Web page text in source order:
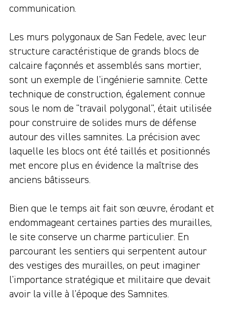
communication.
Les murs polygonaux de San Fedele, avec leur
structure caractéristique de grands blocs de
calcaire façonnés et assemblés sans mortier,
sont un exemple de l'ingénierie samnite. Cette
technique de construction, également connue
sous le nom de "travail polygonal", était utilisée
pour construire de solides murs de défense
autour des villes samnites. La précision avec
laquelle les blocs ont été taillés et positionnés
met encore plus en évidence la maîtrise des
anciens bâtisseurs.
Bien que le temps ait fait son œuvre, érodant et
endommageant certaines parties des murailles,
le site conserve un charme particulier. En
parcourant les sentiers qui serpentent autour
des vestiges des murailles, on peut imaginer
l'importance stratégique et militaire que devait
avoir la ville à l'époque des Samnites.